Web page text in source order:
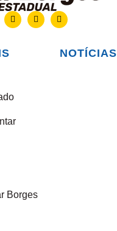
Borges
NOTÍCIAS